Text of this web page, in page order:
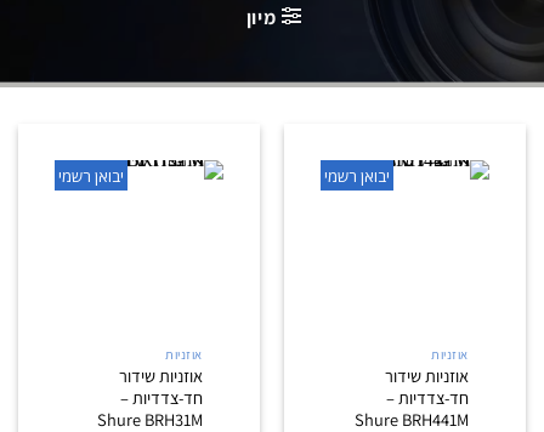
מיון
יבואן רשמי
אוזניות
אוזניות שידור
חד-צדדיות –
Shure BRH441M
יבואן רשמי
אוזניות
אוזניות שידור
חד-צדדיות –
Shure BRH31M